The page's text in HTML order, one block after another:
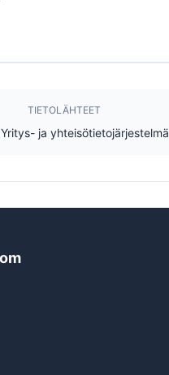
TIETOLÄHTEET
ja yhteisötietojärjestelmä